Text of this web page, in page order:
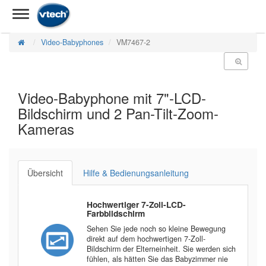
Video-Babyphones VM7467-2
Video-Babyphone mit 7"-LCD-
Bildschirm und 2 Pan-Tilt-Zoom-
Kameras
Übersicht Hilfe & Bedienungsanleitung
Hochwertiger 7-Zoll-LCD-
Farbbildschirm
Sehen Sie jede noch so kleine Bewegung
direkt auf dem hochwertigen 7-Zoll-
Bildschirm der Elterneinheit. Sie werden sich
fühlen, als hätten Sie das Babyzimmer nie